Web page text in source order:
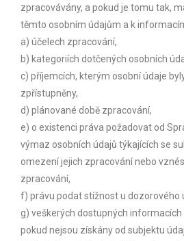
zpracovávány, a pokud je tomu tak,
těmto osobním údajům a k
a) účelech zpracování,
b) kategoriích dotčených osobních
c) příjemcích, kterým osobní údaje
zpřístupněny,
d) plánované době zpracování,
e) o existenci práva požadovat od
výmaz osobních údajů týkajících se
omezení jejich zpracování nebo
zpracování,
f) právu podat stížnost u dozorového
g) veškerých dostupných informacích
pokud nejsou získány od subjektu